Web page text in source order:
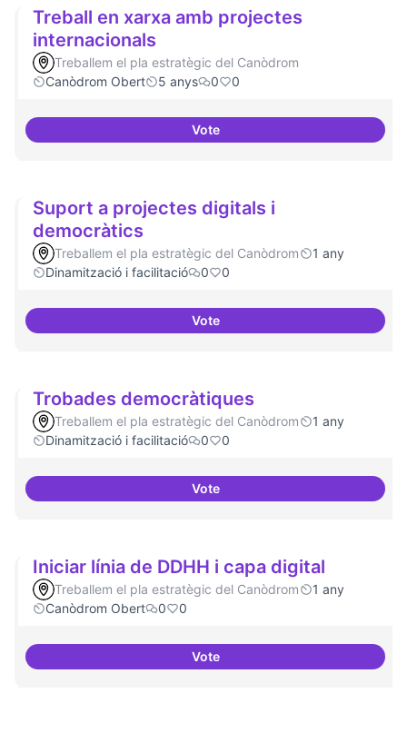
Treball en xarxa amb projectes
internacionals
Treballem el pla estratègic del Canòdrom
Canòdrom Obert
5 anys 0 0
VoteTreball en xarxa amb projectes
Suport a projectes digitals i
democràtics
Treballem el pla estratègic del Canòdrom
1 any
Dinamització i facilitació
0 0
VoteSuport a projectes digitals i
Trobades democràtiques
Treballem el pla estratègic del Canòdrom
1 any
Dinamització i facilitació
0 0
VoteTrobades democràtiques
Iniciar línia de DDHH i capa digital
Treballem el pla estratègic del Canòdrom
1 any
Canòdrom Obert
0 0
VoteIniciar línia de DDHH i capa